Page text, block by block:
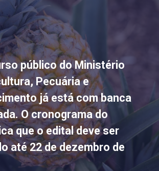
público do Ministério
Pecuária e
já está com banca
O cronograma do
que o edital deve ser
até 22 de dezembro de